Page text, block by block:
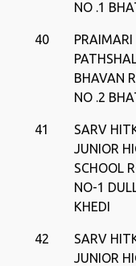
NO .1
40
PRAIMARI
BHAVAN
NO .2
41
SARV
JUNIOR
SCHOOL
NO-1
KHEDI
42
SARV
JUNIOR